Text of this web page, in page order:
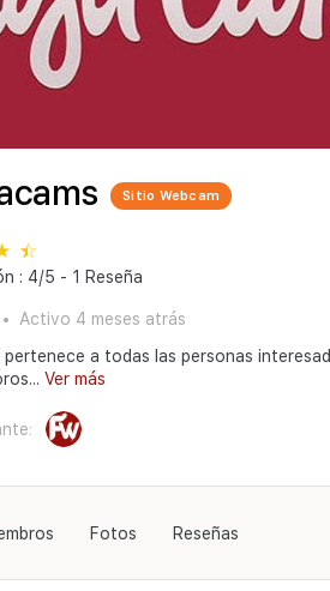
Sitio Webcam
: 4/5 - 1 Reseña
Activo 4 meses atrás
pertenece a todas las personas
Ver más
Fotos Reseñas